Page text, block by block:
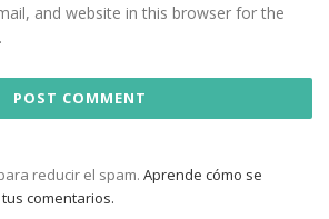
and website in this browser for the
reducir el spam. Aprende cómo se
comentarios.